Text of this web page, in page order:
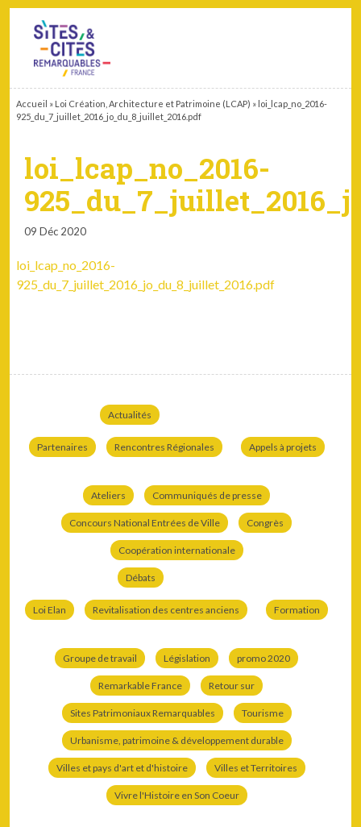
Accueil » Loi Création, Architecture et Patrimoine (LCAP) » loi_lcap_no_2016-
925_du_7_juillet_2016_jo_du_8_juillet_2016.pdf
loi_lcap_no_2016-
09 Déc 2020
loi_lcap_no_2016-
925_du_7_juillet_2016_jo_du_8_juillet_2016.pdf
Actualités
Partenaires Rencontres Régionales Appels à projets
Ateliers Communiqués de presse
Concours National Entrées de Ville Congrès
Coopération internationale
Débats
Loi Elan Revitalisation des centres anciens Formation
Groupe de travail Législation promo 2020
Remarkable France Retour sur
Sites Patrimoniaux Remarquables Tourisme
Urbanisme, patrimoine & développement durable
Villes et pays d'art et d'histoire Villes et Territoires
Vivre l'Histoire en Son Coeur